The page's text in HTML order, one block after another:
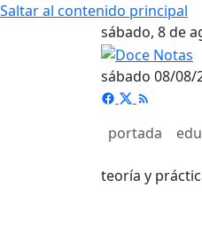
Saltar al contenido principal
sábado, 8 de
sábado 08/08/
portada
teoría y